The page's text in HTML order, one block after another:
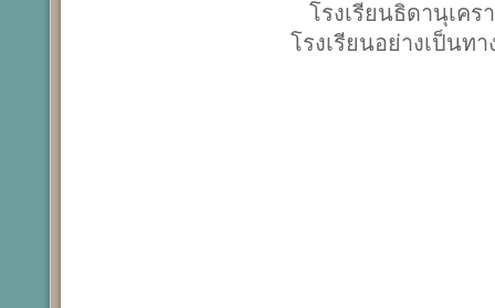
โรงเรียนธิดานุเค
โรงเรียนอย่างเป็นท